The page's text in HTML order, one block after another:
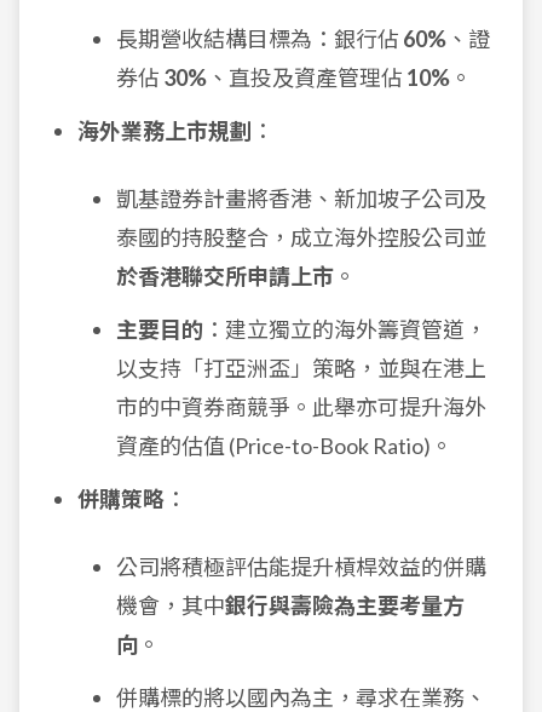
長期營收結構目標為：銀行佔 60% 、證
券佔 30% 、直投及資產管理佔 10% 。
海外業務上市規劃 ：
凱基證券計畫將香港、新加坡子公司及
泰國的持股整合，成立海外控股公司並
於香港聯交所申請上市 。
主要目的 ：建立獨立的海外籌資管道，
以支持「打亞洲盃」策略，並與在港上
市的中資券商競爭。此舉亦可提升海外
資產的估值 (Price-to-Book Ratio)。
併購策略 ：
公司將積極評估能提升槓桿效益的併購
機會，其中銀行與壽險為主要考量方
向 。
併購標的將以國內為主，尋求在業務、